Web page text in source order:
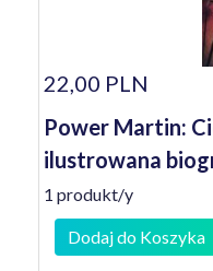
22,00 PLN
Power Martin:
ilustrowana
1 produkt/y
Dodaj do Koszyka